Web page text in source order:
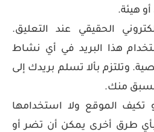
هيئة.
الحقيقي عند التعليق.
هذا البريد في أي نشاط
وتلتزم بألا تسلم بريدك إلى
منك.
تكيف الموقع ولا استخدامها
طرق أخرى يمكن أن تضر أو